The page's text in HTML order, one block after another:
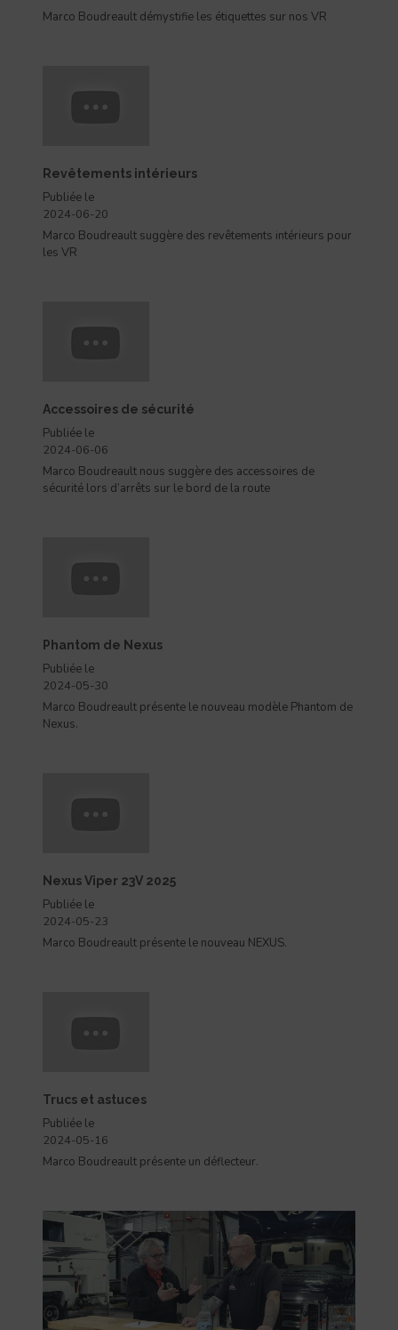
Marco Boudreault démystifie les étiquettes sur nos VR
Revêtements intérieurs
Publiée le
2024-06-20
Marco Boudreault suggère des revêtements intérieurs pour
les VR
Accessoires de sécurité
Publiée le
2024-06-06
Marco Boudreault nous suggère des accessoires de
sécurité lors d’arrêts sur le bord de la route
Phantom de Nexus
Publiée le
2024-05-30
Marco Boudreault présente le nouveau modèle Phantom de
Nexus.
Nexus Viper 23V 2025
Publiée le
2024-05-23
Marco Boudreault présente le nouveau NEXUS.
Trucs et astuces
Publiée le
2024-05-16
Marco Boudreault présente un déflecteur.